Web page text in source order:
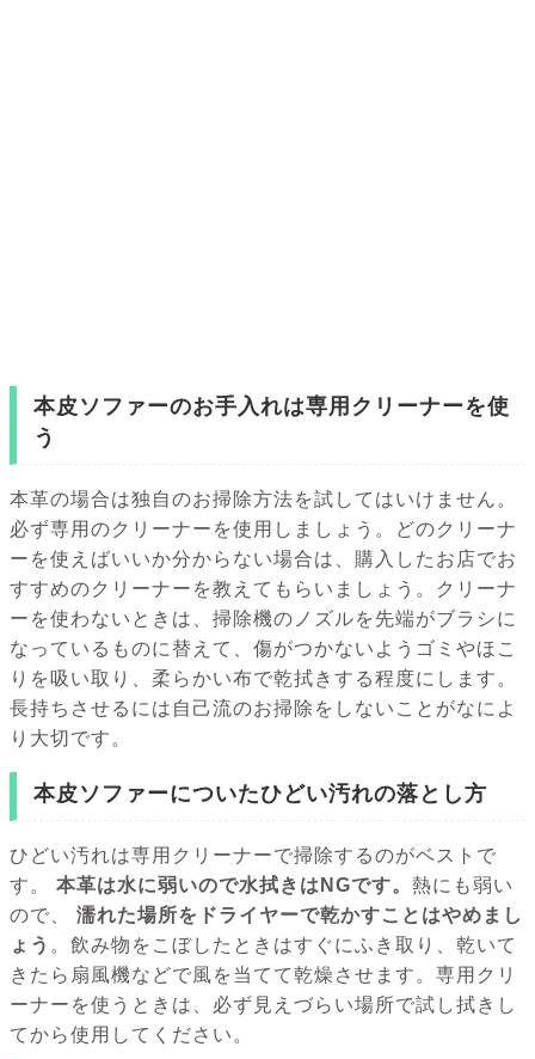
本皮ソファーのお手入れは専用クリーナーを使
う
本革の場合は独自のお掃除方法を試してはいけません。
必ず専用のクリーナーを使用しましょう。どのクリーナ
ーを使えばいいか分からない場合は、購入したお店でお
すすめのクリーナーを教えてもらいましょう。クリーナ
ーを使わないときは、掃除機のノズルを先端がブラシに
なっているものに替えて、傷がつかないようゴミやほこ
りを吸い取り、柔らかい布で乾拭きする程度にします。
長持ちさせるには自己流のお掃除をしないことがなによ
り大切です。
本皮ソファーについたひどい汚れの落とし方
ひどい汚れは専用クリーナーで掃除するのがベストで
す。
本革は水に弱いので水拭きはNGです。 熱にも弱い
ので、
濡れた場所をドライヤーで乾かすことはやめまし
ょう 。飲み物をこぼしたときはすぐにふき取り、乾いて
きたら扇風機などで風を当てて乾燥させます。専用クリ
ーナーを使うときは、必ず見えづらい場所で試し拭きし
てから使用してください。